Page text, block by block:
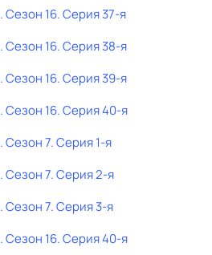
. Сезон 16. Серия 37-я
. Сезон 16. Серия 38-я
. Сезон 16. Серия 39-я
. Сезон 16. Серия 40-я
. Сезон 7. Серия 1-я
. Сезон 7. Серия 2-я
. Сезон 7. Серия 3-я
. Сезон 16. Серия 40-я